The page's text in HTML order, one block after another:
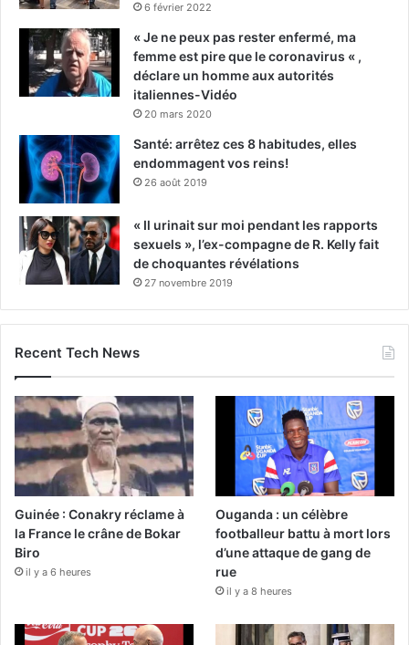
6 février 2022
« Je ne peux pas rester enfermé, ma
femme est pire que le coronavirus « ,
déclare un homme aux autorités
italiennes-Vidéo
20 mars 2020
Santé: arrêtez ces 8 habitudes, elles
endommagent vos reins!
26 août 2019
« Il urinait sur moi pendant les rapports
sexuels », l’ex-compagne de R. Kelly fait
de choquantes révélations
27 novembre 2019
Recent Tech News
Guinée : Conakry réclame à
la France le crâne de Bokar
Biro
il y a 6 heures
Ouganda : un célèbre
footballeur battu à mort lors
d’une attaque de gang de
rue
il y a 8 heures